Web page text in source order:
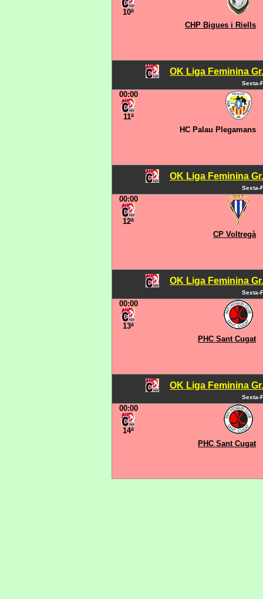
10ª
CHP Bigues i Riells
OK Liga Feminina
Sexta-
00:00
11ª
HC Palau Plegamans
OK Liga Feminina
Sexta-
00:00
12ª
CP Voltregà
OK Liga Feminina
Sexta-
00:00
13ª
PHC Sant Cugat
OK Liga Feminina
Sexta-
00:00
14ª
PHC Sant Cugat